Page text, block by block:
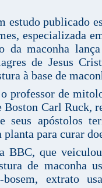
estudo publicado
especializada
da maconha
de Jesus
à base de
professor de
Boston Carl Ruck,
seus apóstolos
para curar
BBC, que
de maconha
extrato